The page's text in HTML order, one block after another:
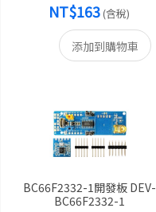
NT$163(含稅)
添加到購物車
BC66F2332-1開發板 DEV-
BC66F2332-1